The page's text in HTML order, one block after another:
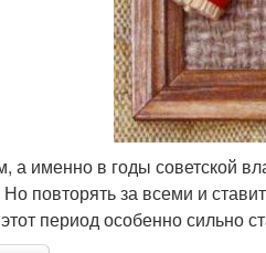
а именно в годы советской
повторять за всеми и
период особенно сильно